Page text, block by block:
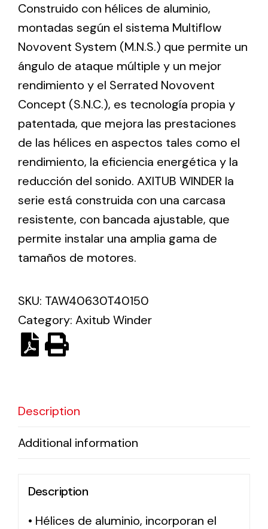
Ventilation
The incorporation of Novovent into the group
meant a greater offer of ventilation products for
different uses
Iluminación Solar
Variedad de soluciones solares para todo tipo
de necesidades.
Solar lighting
Variety of solar solutions for all kinds of needs.
Construido con hélices de aluminio,
montadas según el sistema Multiflow
Novovent System (M.N.S.) que permite un
ángulo de ataque múltiple y un mejor
rendimiento y el Serrated Novovent
Concept (S.N.C.), es tecnología propia y
patentada, que mejora las prestaciones
de las hélices en aspectos tales como el
rendimiento, la eficiencia energética y la
reducción del sonido. AXITUB WINDER la
serie está construida con una carcasa
resistente, con bancada ajustable, que
permite instalar una amplia gama de
tamaños de motores.
SKU: TAW40630T40150
Category: Axitub Winder
Description
Additional information
Description
• Hélices de aluminio, incorporan el